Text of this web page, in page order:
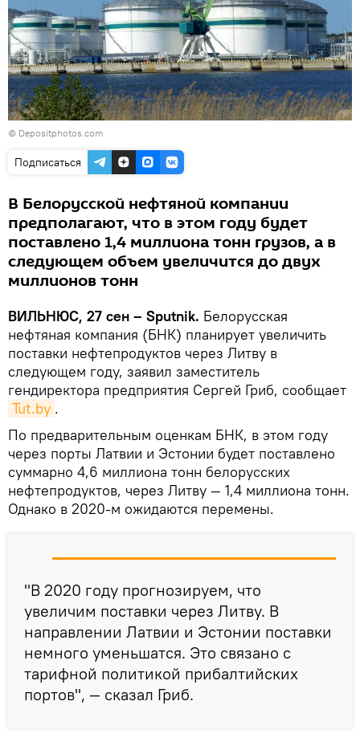
© Depositphotos.com
Подписаться
В Белорусской нефтяной компании
предполагают, что в этом году будет
поставлено 1,4 миллиона тонн грузов, а в
следующем объем увеличится до двух
миллионов тонн
ВИЛЬНЮС, 27 сен – Sputnik. Белорусская
нефтяная компания (БНК) планирует увеличить
поставки нефтепродуктов через Литву в
следующем году, заявил заместитель
гендиректора предприятия Сергей Гриб, сообщает
Tut.by .
По предварительным оценкам БНК, в этом году
через порты Латвии и Эстонии будет поставлено
суммарно 4,6 миллиона тонн белорусских
нефтепродуктов, через Литву — 1,4 миллиона тонн.
Однако в 2020-м ожидаются перемены.
"В 2020 году прогнозируем, что
увеличим поставки через Литву. В
направлении Латвии и Эстонии поставки
немного уменьшатся. Это связано с
тарифной политикой прибалтийских
портов", — сказал Гриб.